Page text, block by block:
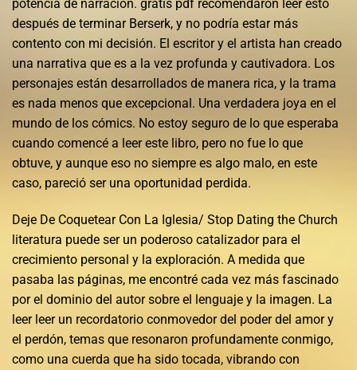
potencia de narración. gratis pdf recomendaron leer esto
después de terminar Berserk, y no podría estar más
contento con mi decisión. El escritor y el artista han creado
una narrativa que es a la vez profunda y cautivadora. Los
personajes están desarrollados de manera rica, y la trama
es nada menos que excepcional. Una verdadera joya en el
mundo de los cómics. No estoy seguro de lo que esperaba
cuando comencé a leer este libro, pero no fue lo que
obtuve, y aunque eso no siempre es algo malo, en este
caso, pareció ser una oportunidad perdida.
Deje De Coquetear Con La Iglesia/ Stop Dating the Church
literatura puede ser un poderoso catalizador para el
crecimiento personal y la exploración. A medida que
pasaba las páginas, me encontré cada vez más fascinado
por el dominio del autor sobre el lenguaje y la imagen. La
leer leer un recordatorio conmovedor del poder del amor y
el perdón, temas que resonaron profundamente conmigo,
como una cuerda que ha sido tocada, vibrando con